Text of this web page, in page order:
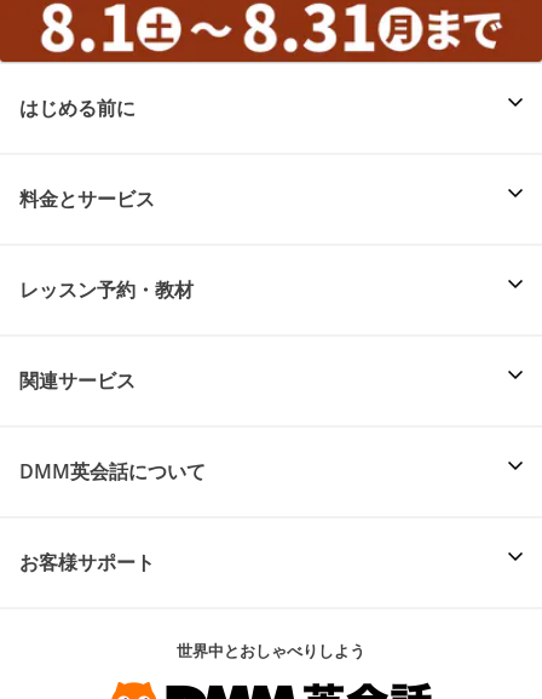
はじめる前に
料金とサービス
レッスン予約・教材
関連サービス
DMM英会話について
お客様サポート
世界中とおしゃべりしよう